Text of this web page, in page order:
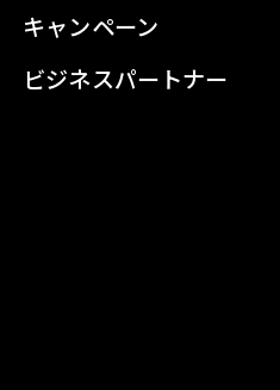
キャンペーン
ビジネスパートナー